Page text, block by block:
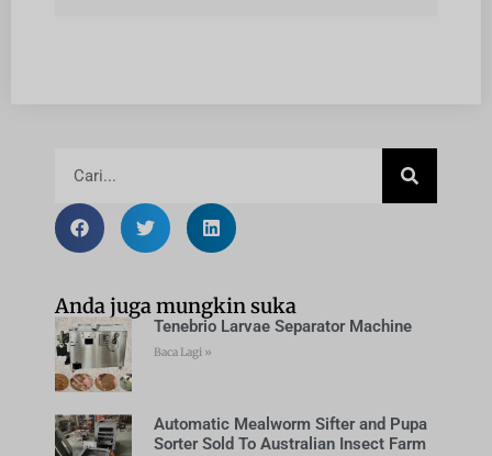
Anda juga mungkin suka
Tenebrio Larvae Separator Machine
Baca Lagi »
Automatic Mealworm Sifter and Pupa
Sorter Sold To Australian Insect Farm